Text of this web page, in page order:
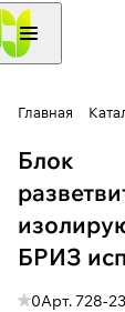
Главная
Блок
БРИЗ
0Арт.728-